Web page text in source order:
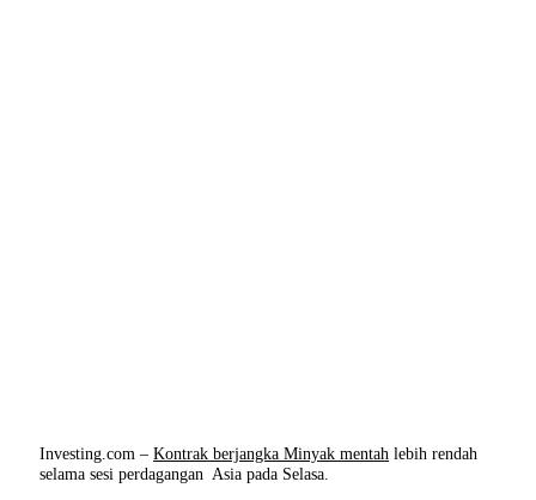
Investing.com –Kontrak berjangka Minyak mentah lebih rendah
selama sesi perdagangan Asia pada Selasa.